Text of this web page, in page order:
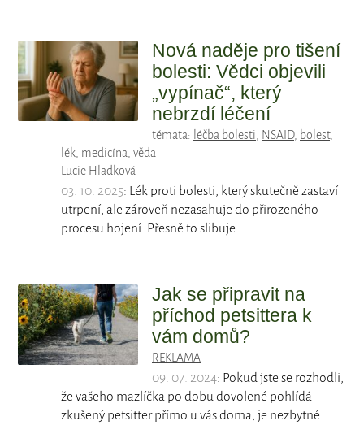
Nová naděje pro tišení
bolesti: Vědci objevili
„vypínač“, který
nebrzdí léčení
témata: léčba bolesti, NSAID, bolest,
lék, medicína,věda
Lucie Hladková
03. 10. 2025: Lék proti bolesti, který skutečně zastaví
utrpení, ale zároveň nezasahuje do přirozeného
procesu hojení. Přesně to slibuje…
Jak se připravit na
příchod petsittera k
vám domů?
REKLAMA
09. 07. 2024: Pokud jste se rozhodli,
že vašeho mazlíčka po dobu dovolené pohlídá
zkušený petsitter přímo u vás doma, je nezbytné…